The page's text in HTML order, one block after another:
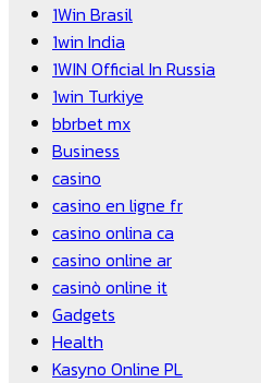
1Win Brasil
1win India
1WIN Official In Russia
1win Turkiye
bbrbet mx
Business
casino
casino en ligne fr
casino onlina ca
casino online ar
casinò online it
Gadgets
Health
Kasyno Online PL